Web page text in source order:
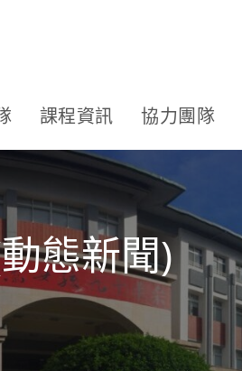
課程資訊 協力團隊
態新聞)